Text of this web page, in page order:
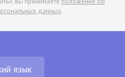
данных.
язык